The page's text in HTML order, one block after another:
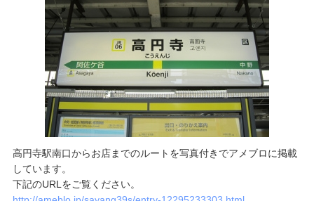
高円寺駅南口からお店までのルートを写真付きでアメブロに掲載
しています。
下記のURLをご覧ください。